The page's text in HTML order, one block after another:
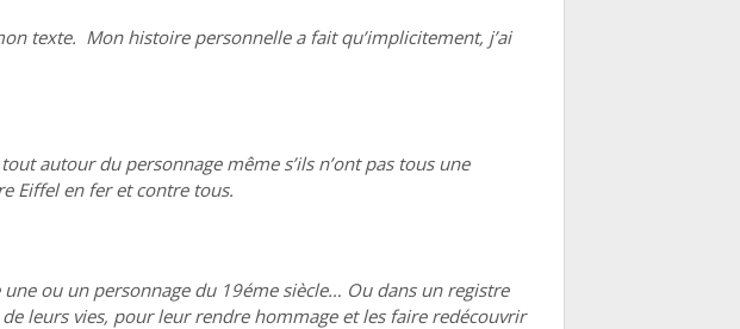
texte. Mon histoire personnelle a fait qu’implicitement, j’ai
autour du personnage même s’ils n’ont pas tous une
Eiffel en fer et contre tous.
ou un personnage du 19éme siècle… Ou dans un registre
leurs vies, pour leur rendre hommage et les faire redécouvrir